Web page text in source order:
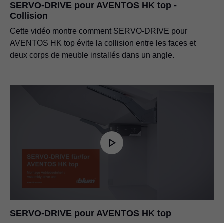
SERVO-DRIVE pour AVENTOS HK top -
Collision
Cette vidéo montre comment SERVO-DRIVE pour
AVENTOS HK top évite la collision entre les faces et
deux corps de meuble installés dans un angle.
SERVO-DRIVE pour AVENTOS HK top